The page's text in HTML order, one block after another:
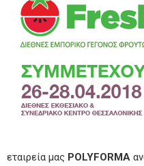
εταιρεία μας POLYFORMA